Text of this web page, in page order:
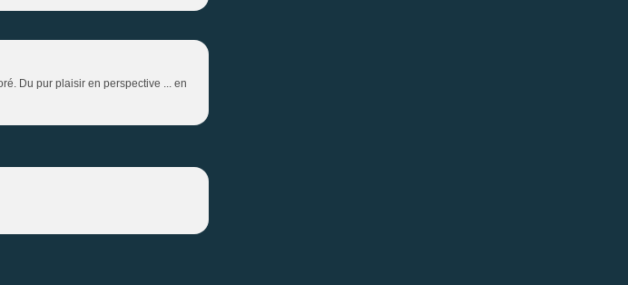
Du pur plaisir en perspective ... en